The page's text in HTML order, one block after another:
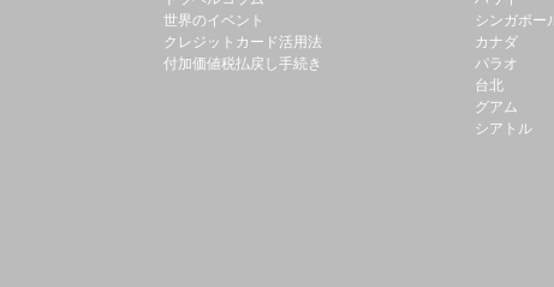
世界のイベント
クレジットカード活用法
付加価値税払戻し手続き
シンガポー
カナダ
パラオ
台北
グアム
シアトル